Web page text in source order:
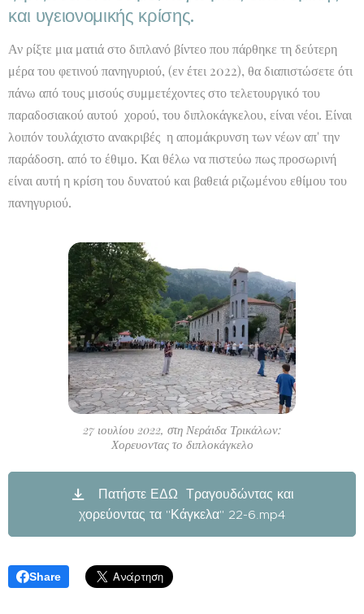
και υγειονομικής κρίσης.
Αν ρίξτε μια ματιά στο διπλανό βίντεο που πάρθηκε τη δεύτερη
μέρα του φετινού πανηγυριού, (εν έτει 2022), θα διαπιστώσετε ότι
πάνω από τους μισούς συμμετέχοντες στο τελετουργικό του
παραδοσιακού αυτού χορού, του διπλοκάγκελου, είναι νέοι. Είναι
λοιπόν τουλάχιστο ανακριβές η απομάκρυνση των νέων απ' την
παράδοση. από το έθιμο. Και θέλω να πιστεύω πως προσωρινή
είναι αυτή η κρίση του δυνατού και βαθειά ριζωμένου εθίμου του
πανηγυριού.
27 ιουλίου 2022, στη Νεράιδα Τρικάλων:
Χορευοντας το διπλοκάγκελο
Πατήστε ΕΔΩ Τραγουδώντας και
χορεύοντας τα "Κάγκελα" 22-6.mp4
Share